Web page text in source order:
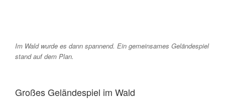
Im Wald wurde es dann spannend. Ein gemeinsames Geländespiel
stand auf dem Plan.
Großes Geländespiel im Wald